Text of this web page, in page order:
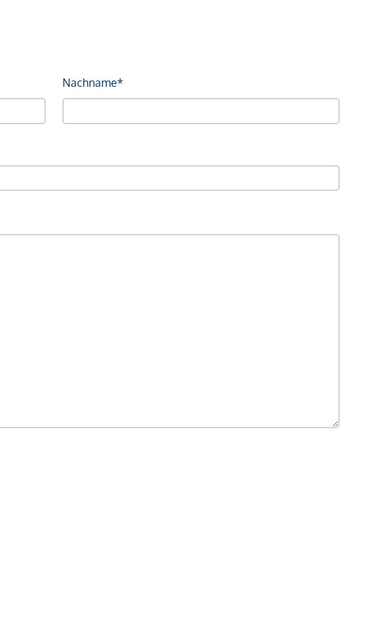
Nachname*